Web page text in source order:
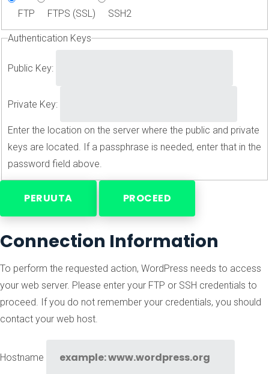
FTP FTPS (SSL) SSH2
Authentication Keys
Public Key:
Private Key:
Enter the location on the server where the public and private
keys are located. If a passphrase is needed, enter that in the
password field above.
PERUUTA
Connection Information
To perform the requested action, WordPress needs to access
your web server. Please enter your FTP or SSH credentials to
proceed. If you do not remember your credentials, you should
contact your web host.
Hostname